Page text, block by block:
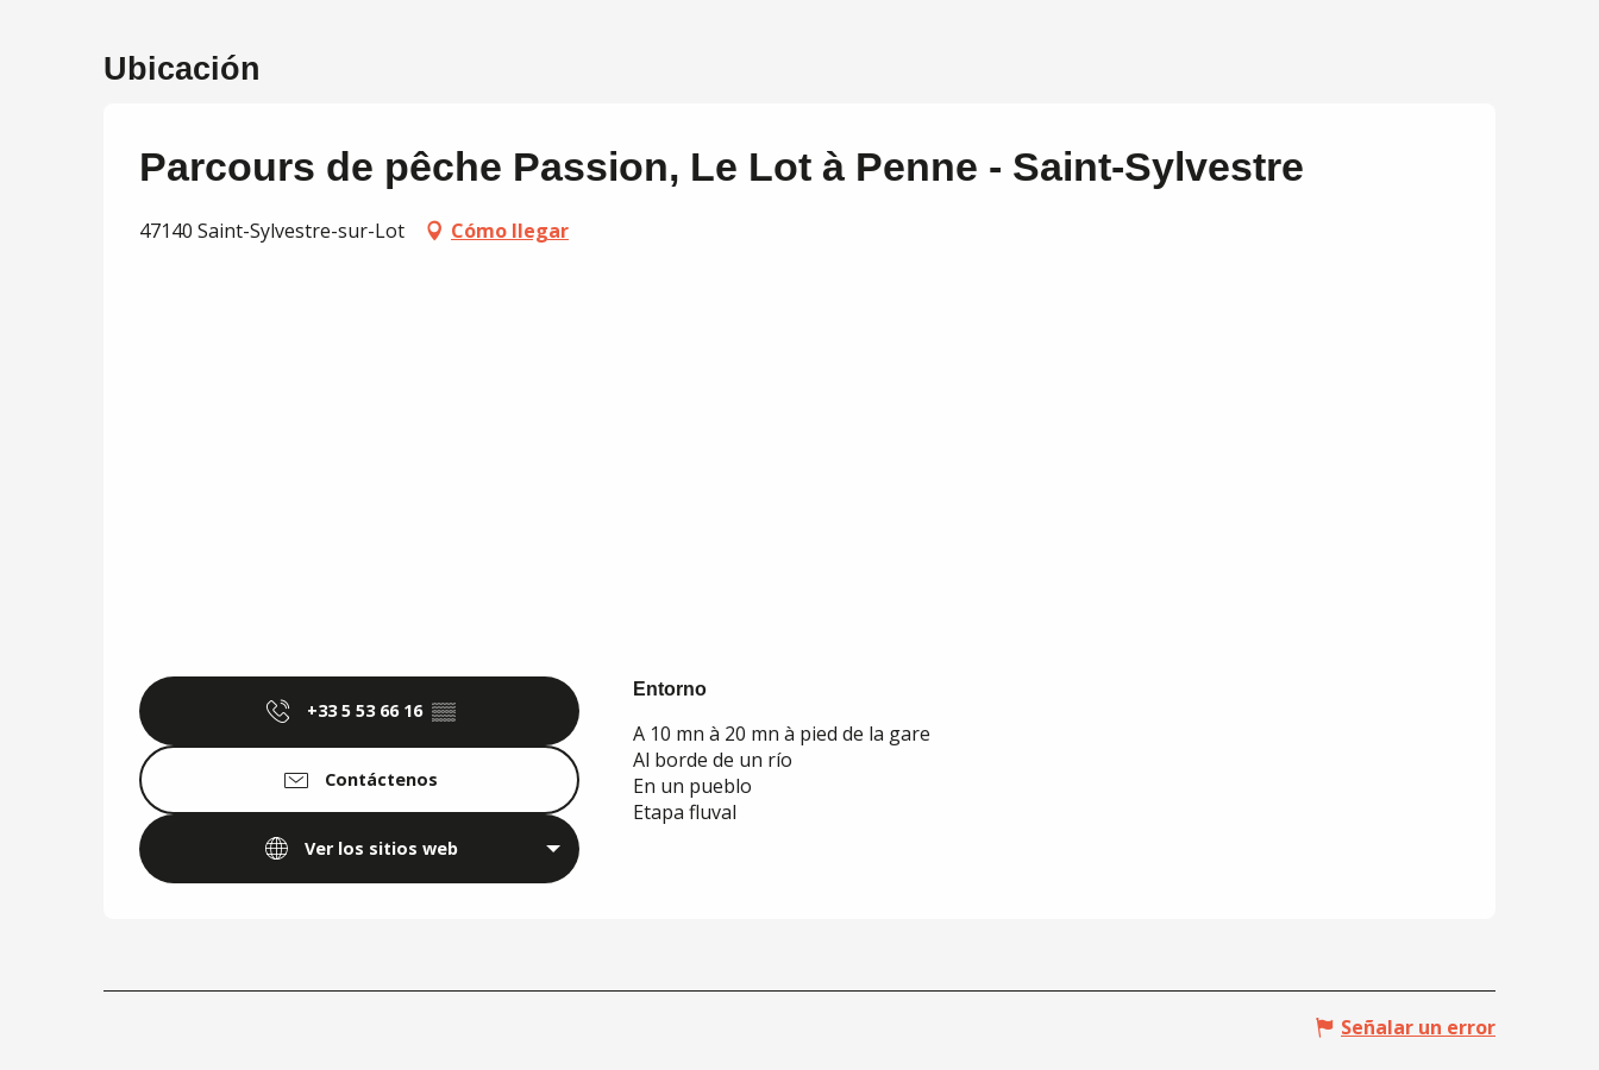
Ubicación
Parcours de pêche Passion, Le Lot à Penne - Saint-Sylvestre
47140 Saint-Sylvestre-sur-Lot Cómo llegar
+33 5 53 66 16 ▒▒
Contáctenos
Ver los sitios web
Entorno
Entorno
A 10 mn à 20 mn à pied de la gare
Al borde de un río
En un pueblo
Etapa fluval
Señalar un error